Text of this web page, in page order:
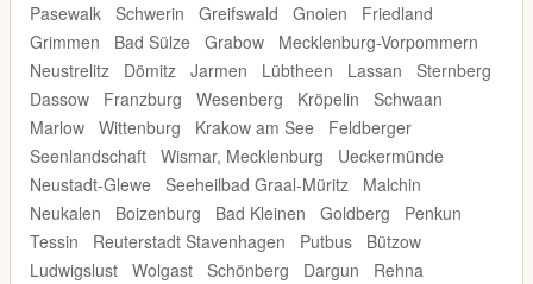
Pasewalk Schwerin Greifswald Gnoien
Friedland
Grimmen
Bad Sülze Grabow
Mecklenburg-Vorpommern
Neustrelitz
Dömitz Jarmen Lübtheen Lassan
Sternberg
Dassow
Franzburg Wesenberg Kröpelin
Schwaan
Marlow Wittenburg Krakow am See
Feldberger
Seenlandschaft Wismar, Mecklenburg
Ueckermünde
Neustadt-Glewe
Seeheilbad Graal-Müritz
Malchin
Neukalen
Boizenburg Bad Kleinen Goldberg
Penkun
Tessin
Reuterstadt Stavenhagen Putbus
Bützow
Ludwigslust Wolgast Schönberg Dargun
Rehna